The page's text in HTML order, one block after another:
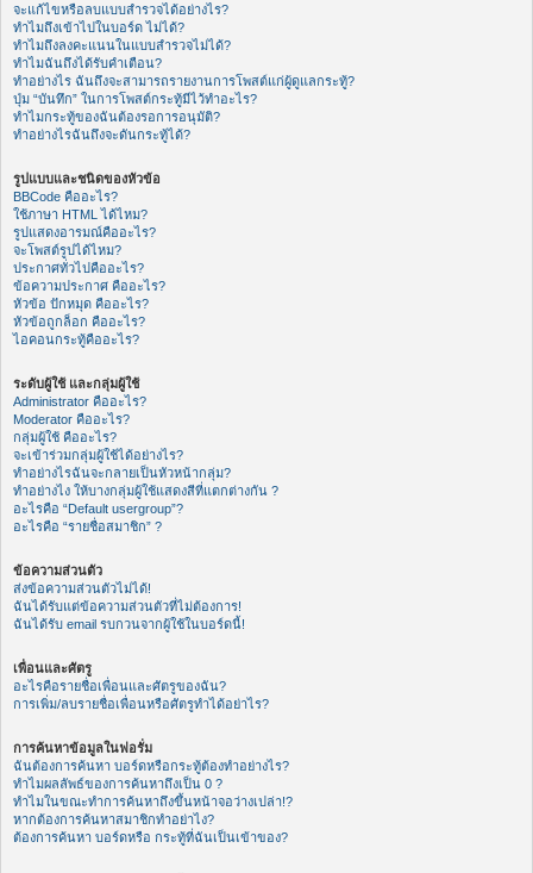
จะแก้ไขหรือลบแบบสำรวจได้อย่างไร?
ทำไมถึงเข้าไปในบอร์ด ไม่ได้?
ทำไมถึงลงคะแนนในแบบสำรวจไม่ได้?
ทำไมฉันถึงได้รับคำเตือน?
ทำอย่างไร ฉันถึงจะสามารถรายงานการโพสต์แก่ผู้ดูแลกระทู้?
ปุ่ม “บันทึก” ในการโพสต์กระทู้มีไว้ทำอะไร?
ทำไมกระทู้ของฉันต้องรอการอนุมัติ?
ทำอย่างไรฉันถึงจะดันกระทู้ได้?
รูปแบบและชนิดของหัวข้อ
BBCode คืออะไร?
ใช้ภาษา HTML ได้ไหม?
รูปแสดงอารมณ์คืออะไร?
จะโพสต์รูปได้ไหม?
ประกาศทั่วไปคืออะไร?
ข้อความประกาศ คืออะไร?
หัวข้อ ปักหมุด คืออะไร?
หัวข้อถูกล็อก คืออะไร?
ไอคอนกระทู้คืออะไร?
ระดับผู้ใช้ และกลุ่มผู้ใช้
Administrator คืออะไร?
Moderator คืออะไร?
กลุ่มผู้ใช้ คืออะไร?
จะเข้าร่วมกลุ่มผู้ใช้ได้อย่างไร?
ทำอย่างไรฉันจะกลายเป็นหัวหน้ากลุ่ม?
ทำอย่างไง ให้บางกลุ่มผู้ใช้แสดงสีที่แตกต่างกัน ?
อะไรคือ “Default usergroup”?
อะไรคือ “รายชื่อสมาชิก” ?
ข้อความส่วนตัว
ส่งข้อความส่วนตัวไม่ได้!
ฉันได้รับแต่ข้อความส่วนตัวที่ไม่ต้องการ!
ฉันได้รับ email รบกวนจากผู้ใช้ในบอร์ดนี้!
เพื่อนและศัตรู
อะไรคือรายชื่อเพื่อนและศัตรูของฉัน?
การเพิ่ม/ลบรายชื่อเพื่อนหรือศัตรูทำได้อย่าไร?
การค้นหาข้อมูลในฟอรั่ม
ฉันต้องการค้นหา บอร์ดหรือกระทู้ต้องทำอย่างไร?
ทำไมผลลัพธ์ของการค้นหาถึงเป็น 0 ?
ทำไมในขณะทำการค้นหาถึงขึ้นหน้าจอว่างเปล่า!?
หากต้องการค้นหาสมาชิกทำอย่าไง?
ต้องการค้นหา บอร์ดหรือ กระทู้ที่ฉันเป็นเข้าของ?